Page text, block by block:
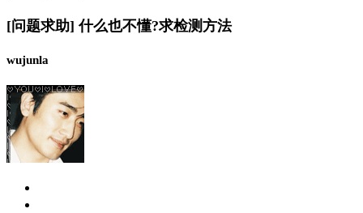
[问题求助] 什么也不懂?求检测方法
wujunla